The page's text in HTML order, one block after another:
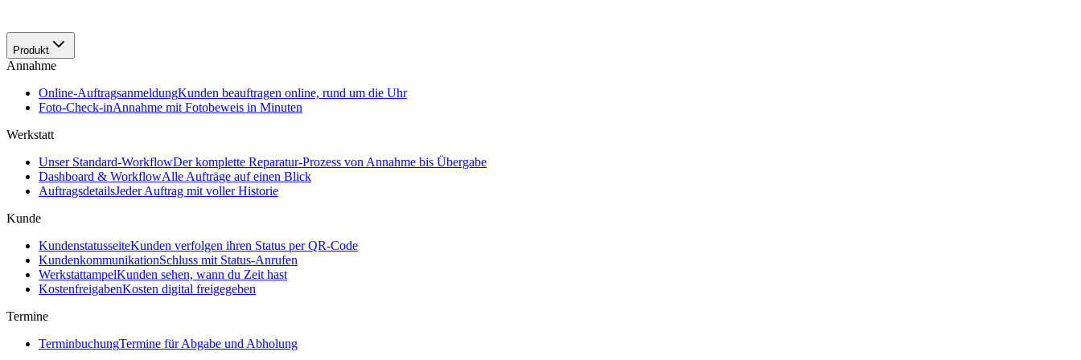
Produkt
Annahme
Online-AuftragsanmeldungKunden beauftragen online, rund um die Uhr
Foto-Check-inAnnahme mit Fotobeweis in Minuten
Werkstatt
Unser Standard-WorkflowDer komplette Reparatur-Prozess von Annahme bis Übergabe
Dashboard & WorkflowAlle Aufträge auf einen Blick
AuftragsdetailsJeder Auftrag mit voller Historie
Kunde
KundenstatusseiteKunden verfolgen ihren Status per QR-Code
KundenkommunikationSchluss mit Status-Anrufen
WerkstattampelKunden sehen, wann du Zeit hast
KostenfreigabenKosten digital freigegeben
Termine
TerminbuchungTermine für Abgabe und Abholung